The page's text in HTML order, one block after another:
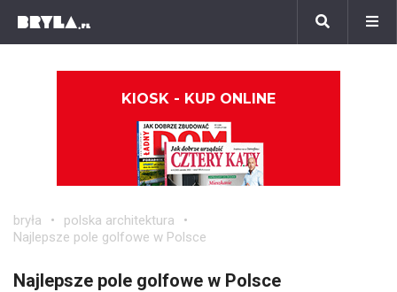
KIOSK - KUP ONLINE
bryła
polska architektura
Najlepsze pole golfowe w Polsce
Najlepsze pole golfowe w Polsce